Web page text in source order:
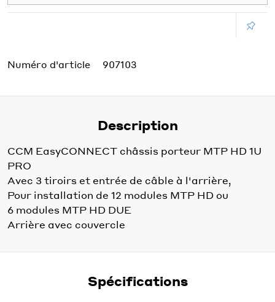
Numéro d'article 907103
Description
CCM EasyCONNECT châssis porteur MTP HD 1U
PRO
Avec 3 tiroirs et entrée de câble à l'arrière,
Pour installation de 12 modules MTP HD ou
6 modules MTP HD DUE
Arrière avec couvercle
Spécifications